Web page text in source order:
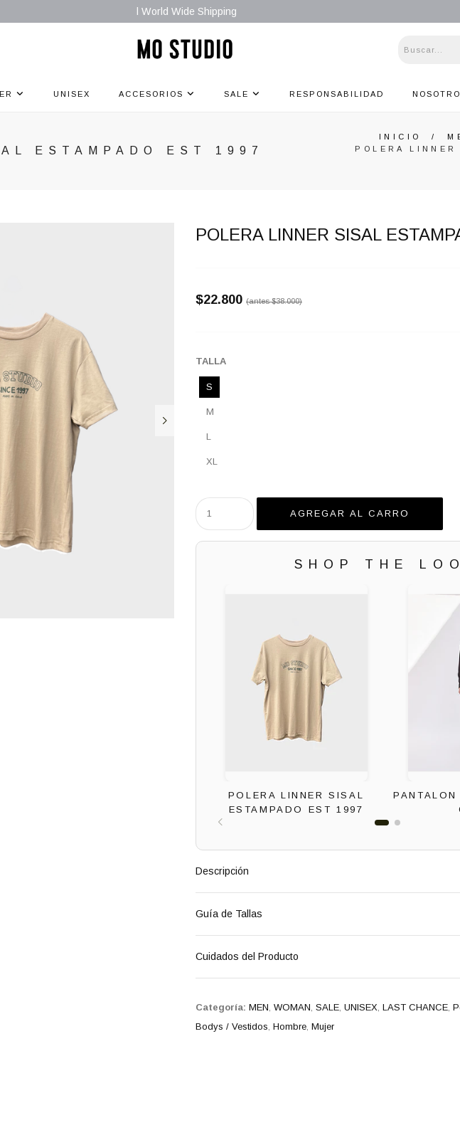
l World Wide Shipping
UNISEX ACCESORIOS SALE RESPONSABILIDAD
ESTAMPADO EST 1997
INICIO /
POLERA LINNER
POLERA LINNER SISAL
$22.800 (antes$38.000)
TALLA
S
M
L
XL
SHOP THE
POLERA LINNER SISAL
ESTAMPADO EST 1997
Descripción
Guía de Tallas
Cuidados del Producto
Categoría: MEN, WOMAN, SALE, UNISEX, LAST CHANCE,
Bodys / Vestidos, Hombre, Mujer